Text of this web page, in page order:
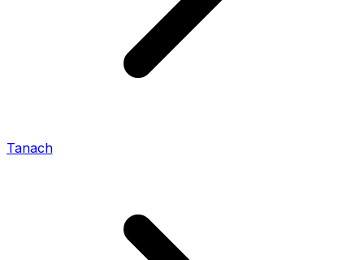
Tanach